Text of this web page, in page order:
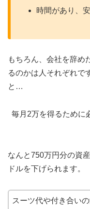
時間があり、
もちろん、会社を辞め
るのかは人それぞれで
と…
毎月2万を得るために
なんと750万円分の資
ドルを下げられます。
スーツ代や付き合い